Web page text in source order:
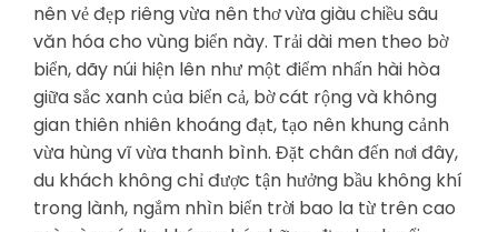
nên vẻ đẹp riêng vừa nên thơ vừa giàu chiều sâu
văn hóa cho vùng biển này. Trải dài men theo bờ
biển, dãy núi hiện lên như một điểm nhấn hài hòa
giữa sắc xanh của biển cả, bờ cát rộng và không
gian thiên nhiên khoáng đạt, tạo nên khung cảnh
vừa hùng vĩ vừa thanh bình. Đặt chân đến nơi đây,
du khách không chỉ được tận hưởng bầu không khí
trong lành, ngắm nhìn biển trời bao la từ trên cao